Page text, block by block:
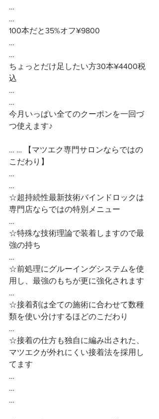
…
…
100本だと35%オフ¥9800
…
…
ちょっとだけ足したい方30本¥4400税
込
…
…
今月いっぱい全てのクーポンを一回づ
つ使えます♪
… … 【マツエク専門サロンならではの
こだわり】
…
…
☆超持続性最新技術バインドロックは
専門店ならではの特別メニュー
…
☆特殊な技術理論で装着しますので最
強の持ち
…
☆前処理にグルーイングシステムを使
用し、最強のもちが更に強化されます
…
☆接着剤は全ての施術に合わせて数種
類を使い分けするほどのこだわり
…
☆接着の仕方も独自に編み出された、
マツエクが外れにくい接着法を採用し
てます
…
…
…